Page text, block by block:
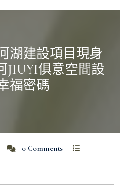
湖建設項目現身
JIUYI俱意空間設
福密碼
0 Comments